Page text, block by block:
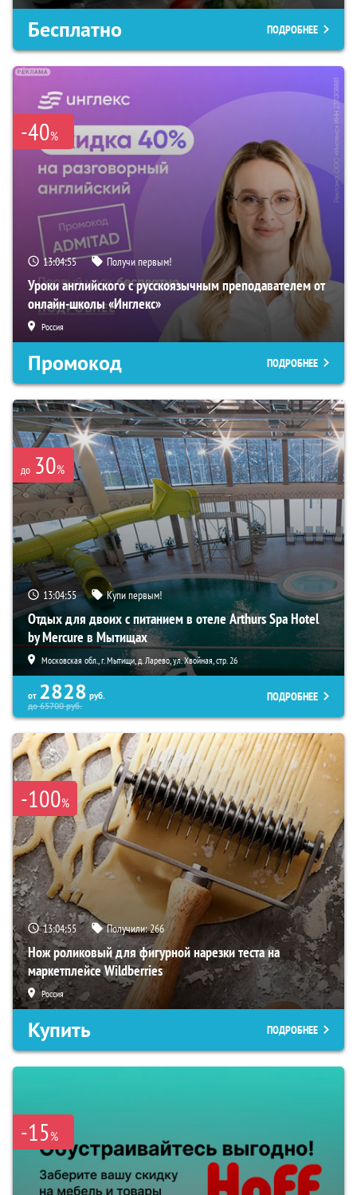
Бесплатно ПОДРОБНЕЕ
-40%
13:04:54 Получи первым!
Уроки английского с русскоязычным преподавателем от
онлайн-школы «Инглекс»
Россия
Промокод ПОДРОБНЕЕ
до 30%
13:04:54 Купи первым!
Отдых для двоих с питанием в отеле Arthurs Spa Hotel
by Mercure в Мытищах
Московская обл., г. Мытищи, д. Ларево, ул. Хвойная, стр. 26
от 2828 руб.
до65700руб.
ПОДРОБНЕЕ
-100%
13:04:54 Получили:266
Нож роликовый для фигурной нарезки теста на
маркетплейсе Wildberries
Россия
Купить ПОДРОБНЕЕ
-15%